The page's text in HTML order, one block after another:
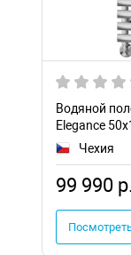
Водяной
Elegance
Чехия
99 990 р.